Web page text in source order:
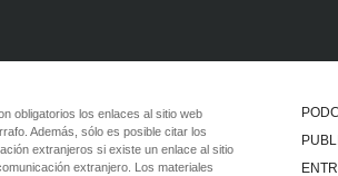
obligatorios los enlaces al sitio web
Además, sólo es posible citar los
extranjeros si existe un enlace al sitio
extranjero. Los materiales